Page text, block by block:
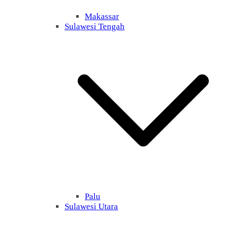
Makassar
Sulawesi Tengah
Palu
Sulawesi Utara